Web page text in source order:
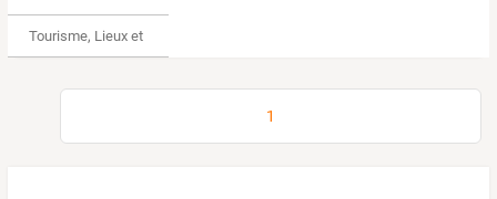
Tourisme, Lieux et Événements
1